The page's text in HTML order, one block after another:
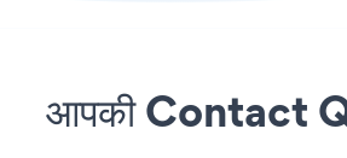
आपकी Contact